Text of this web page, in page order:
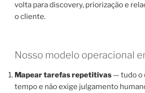
volta para discovery, priorização e
o cliente.
Nosso modelo operacional
Mapear tarefas repetitivas — tudo o
tempo e não exige julgamento